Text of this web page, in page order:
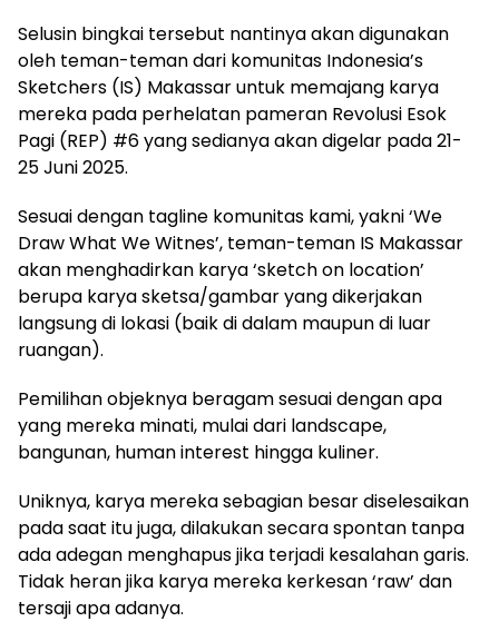
Selusin bingkai tersebut nantinya akan digunakan
oleh teman-teman dari komunitas Indonesia’s
Sketchers (IS) Makassar untuk memajang karya
mereka pada perhelatan pameran Revolusi Esok
Pagi (REP) #6 yang sedianya akan digelar pada 21-
25 Juni 2025.
Sesuai dengan tagline komunitas kami, yakni ‘We
Draw What We Witnes’, teman-teman IS Makassar
akan menghadirkan karya ‘sketch on location’
berupa karya sketsa/gambar yang dikerjakan
langsung di lokasi (baik di dalam maupun di luar
ruangan).
Pemilihan objeknya beragam sesuai dengan apa
yang mereka minati, mulai dari landscape,
bangunan, human interest hingga kuliner.
Uniknya, karya mereka sebagian besar diselesaikan
pada saat itu juga, dilakukan secara spontan tanpa
ada adegan menghapus jika terjadi kesalahan garis.
Tidak heran jika karya mereka kerkesan ‘raw’ dan
tersaji apa adanya.